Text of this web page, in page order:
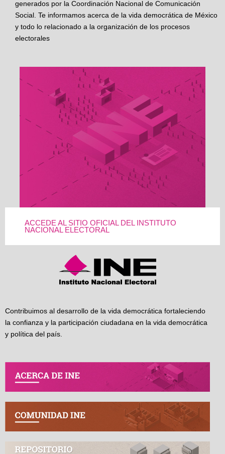
generados por la Coordinación Nacional de Comunicación
Social. Te informamos acerca de la vida democrática de México
y todo lo relacionado a la organización de los procesos
electorales
ACCEDE AL SITIO OFICIAL DEL INSTITUTO
NACIONAL ELECTORAL
Contribuimos al desarrollo de la vida democrática fortaleciendo
la confianza y la participación ciudadana en la vida democrática
y política del país.